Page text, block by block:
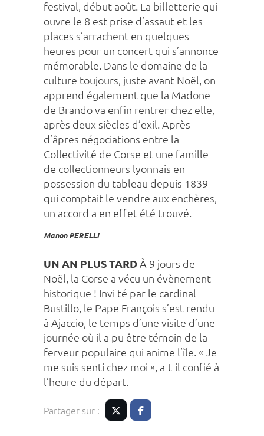
festival, début août. La billetterie qui
ouvre le 8 est prise d’assaut et les
places s’arrachent en quelques
heures pour un concert qui s’annonce
mémorable. Dans le domaine de la
culture toujours, juste avant Noël, on
apprend également que la Madone
de Brando va enfin rentrer chez elle,
après deux siècles d’exil. Après
d’âpres négociations entre la
Collectivité de Corse et une famille
de collectionneurs lyonnais en
possession du tableau depuis 1839
qui comptait le vendre aux enchères,
un accord a en effet été trouvé.
Manon PERELLI
UN AN PLUS TARDÀ 9 jours de
Noël, la Corse a vécu un évènement
historique ! Invi té par le cardinal
Bustillo, le Pape François s’est rendu
à Ajaccio, le temps d’une visite d’une
journée où il a pu être témoin de la
ferveur populaire qui anime l’île. « Je
me suis senti chez moi », a-t-il confié à
l’heure du départ.
Partager sur : Twitter